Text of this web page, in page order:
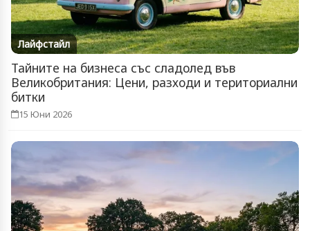
Лайфстайл
Тайните на бизнеса със сладолед във
Великобритания: Цени, разходи и териториални
битки
15 Юни 2026